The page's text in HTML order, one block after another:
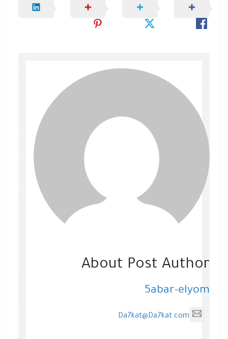
About Post Author
5abar-elyom
Da7kat@Da7kat.com